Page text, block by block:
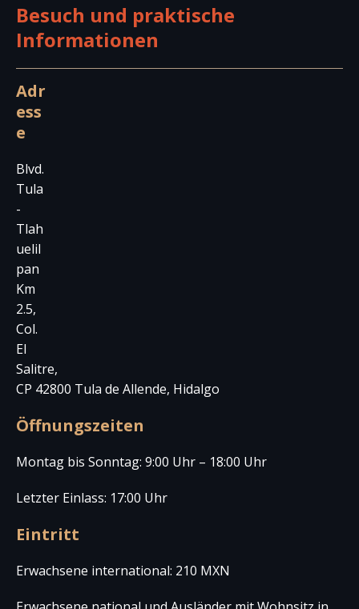
Besuch und praktische
Informationen
Adr
ess
e
Blvd.
Tula
-
Tlah
uelil
pan
Km
2.5,
Col.
El
Salitre,
CP 42800 Tula de Allende, Hidalgo
Öffnungszeiten
Montag bis Sonntag: 9:00 Uhr – 18:00 Uhr
Letzter Einlass: 17:00 Uhr
Eintritt
Erwachsene international: 210 MXN